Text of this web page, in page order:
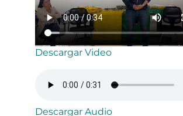
Descargar Video
Descargar Audio